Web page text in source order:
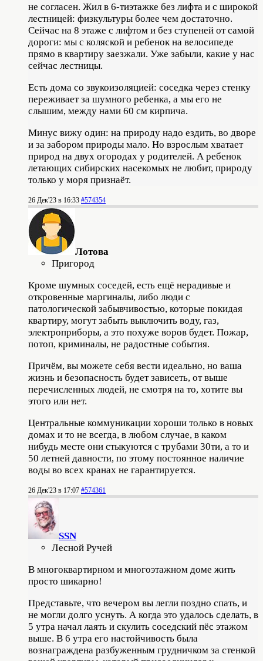
не согласен. Жил в 6-тиэтажке без лифта и с широкой
лестницей: физкультуры более чем достаточно.
Сейчас на 8 этаже с лифтом и без ступеней от самой
дороги: мы с коляской и ребенок на велосипеде
прямо в квартиру заезжали. Уже забыли, какие у нас
сейчас лестницы.
Есть дома со звукоизоляцией: соседка через стенку
переживает за шумного ребенка, а мы его не
слышим, между нами 60 см кирпича.
Минус вижу один: на природу надо ездить, во дворе
и за забором природы мало. Но взрослым хватает
природ на двух огородах у родителей. А ребенок
летающих сибирских насекомых не любит, природу
только у моря признаёт.
26 Дек'23 в 16:33 #574354
Лотова
Пригород
Кроме шумных соседей, есть ещё нерадивые и
откровенные маргиналы, либо люди с
патологической забывчивостью, которые покидая
квартиру, могут забыть выключить воду, газ,
электроприборы, а это похуже воров будет. Пожар,
потоп, криминалы, не радостные события.
Причём, вы можете себя вести идеально, но ваша
жизнь и безопасность будет зависеть, от выше
перечисленных людей, не смотря на то, хотите вы
этого или нет.
Центральные коммуникации хороши только в новых
домах и то не всегда, в любом случае, в каком
нибудь месте они стыкуются с трубами 30ти, а то и
50 летней давности, по этому постоянное наличие
воды во всех кранах не гарантируется.
26 Дек'23 в 17:07 #574361
SSN
Лесной Ручей
В многоквартирном и многоэтажном доме жить
просто шикарно!
Представьте, что вечером вы легли поздно спать, и
не могли долго уснуть. А когда это удалось сделать, в
5 утра начал лаять и скулить соседский пёс этажом
выше. В 6 утра его настойчивость была
вознаграждена разбуженным грудничком за стенкой